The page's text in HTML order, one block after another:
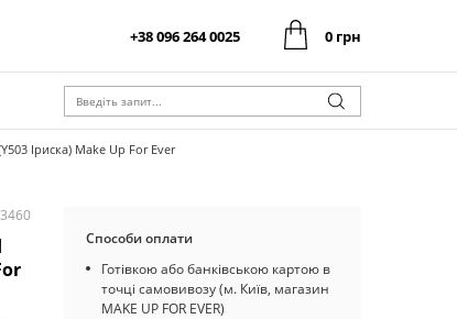
+38 096 264 0025 0 грн
Разом: 0 грн
Іриска) Make Up For Ever
Способи оплати
Готівкою або банківською картою в
точці самовивозу (м. Київ, магазин
MAKE UP FOR EVER)